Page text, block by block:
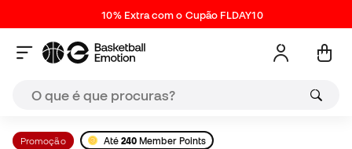
10% Extra com o Cupão FLDAY10
Promoção Até 240 Member Points